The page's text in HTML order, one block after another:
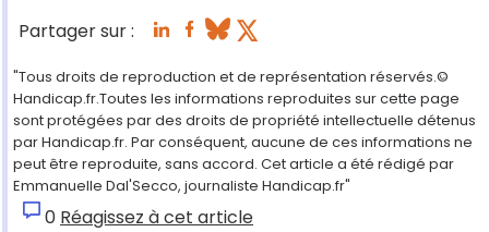
Partager sur :
"Tous droits de reproduction et de représentation réservés.©
Handicap.fr.Toutes les informations reproduites sur cette page
sont protégées par des droits de propriété intellectuelle détenus
par Handicap.fr. Par conséquent, aucune de ces informations ne
peut être reproduite, sans accord. Cet article a été rédigé par
Emmanuelle Dal'Secco, journaliste Handicap.fr"
0 Réagissez à cet article